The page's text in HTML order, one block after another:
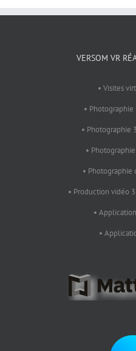
VERSOM VR
• Visites
•
• Photographie
•
• Photographie
• Production vidéo
•
•